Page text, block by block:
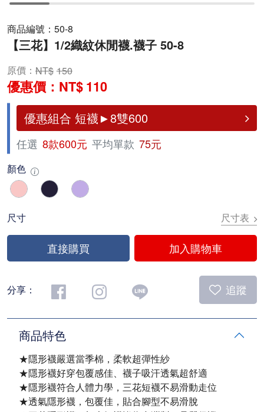
商品編號： 50-8
【三花】1/2織紋休閒襪.襪子 50-8
原價： 150
優惠價： 110
優惠組合 短襪►8雙600
任選 8款600元 平均單款 75元
顏色
尺寸 尺寸表
直接購買 加入購物車
分享： 追蹤
商品特色
★隱形襪嚴選當季棉，柔軟超彈性紗
★隱形襪好穿包覆感佳、襪子吸汗透氣超舒適
★隱形襪符合人體力學，三花短襪不易滑動走位
★透氣隱形襪，包覆佳，貼合腳型不易滑脫